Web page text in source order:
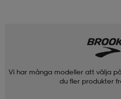
Vi har många modeller att välja
du fler produkter